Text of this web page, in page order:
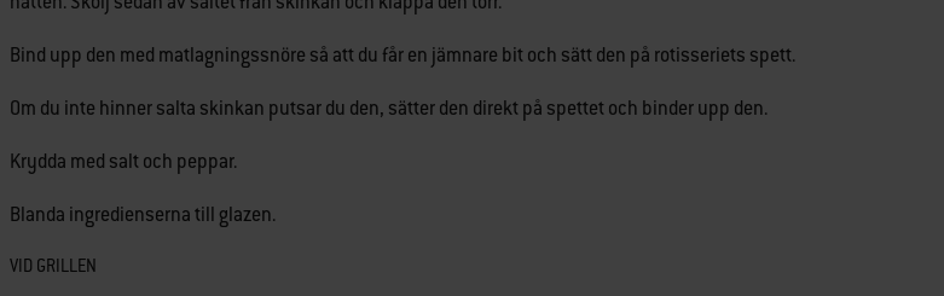
Bind upp den med matlagningssnöre så att du får en jämnare bit och sätt den på rotisseriets spett.
Om du inte hinner salta skinkan putsar du den, sätter den direkt på spettet och binder upp den.
Krydda med salt och peppar.
Blanda ingredienserna till glazen.
VID GRILLEN